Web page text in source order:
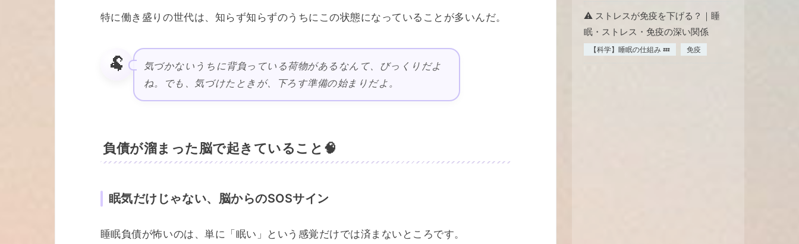
特に働き盛りの世代は、知らず知らずのうちにこの状態になっていることが多いんだ。
🐏
気づかないうちに背負っている荷物があるなんて、びっくりだよ
ね。でも、気づけたときが、下ろす準備の始まりだよ。
負債が溜まった脳で起きていること🧠
眠気だけじゃない、脳からのSOSサイン
睡眠負債が怖いのは、単に「眠い」という感覚だけでは済まないところです。
⚠️ ストレスが免疫を下げる？｜睡
眠・ストレス・免疫の深い関係
【科学】睡眠の仕組み 💤 免疫